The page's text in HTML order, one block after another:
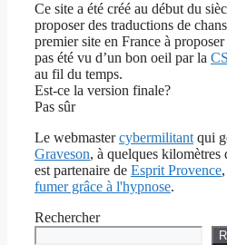
Ce site a été créé au début du
proposer des traductions de
premier site en France à
pas été vu d’un bon oeil par la
au fil du temps.
Est-ce la version finale?
Pas sûr
Le webmastercybermilitant qui
Graveson, à quelques kilomètres
est partenaire de Esprit Provence
fumer grâce à l'hypnose.
Rechercher